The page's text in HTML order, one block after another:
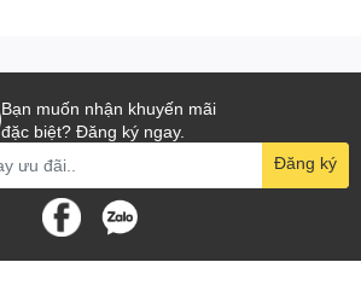
Bạn muốn nhận khuyến mãi
đặc biệt? Đăng ký ngay.
Đăng ký